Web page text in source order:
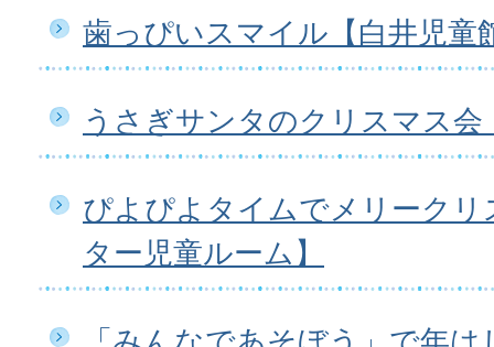
歯っぴいスマイル【白井児童
うさぎサンタのクリスマス会
ぴよぴよタイムでメリーク
ター児童ルーム】